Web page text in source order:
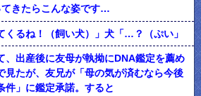
きたらこんな姿です…
くるね！（飼い犬）」犬「…？（ぷい」
、出産後に友母が執拗にDNA鑑定を薦め
見たが、友兄が「母の気が済むなら今後
件」に鑑定承諾。すると